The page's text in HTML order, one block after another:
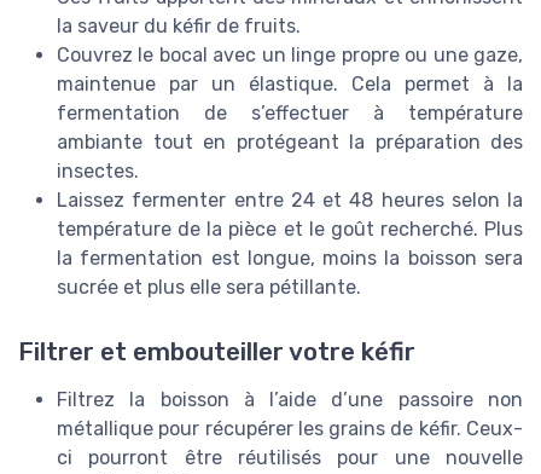
la saveur du kéfir de fruits.
Couvrez le bocal avec un linge propre ou une gaze,
maintenue par un élastique. Cela permet à la
fermentation de s’effectuer à température
ambiante tout en protégeant la préparation des
insectes.
Laissez fermenter entre 24 et 48 heures selon la
température de la pièce et le goût recherché. Plus
la fermentation est longue, moins la boisson sera
sucrée et plus elle sera pétillante.
Filtrer et embouteiller votre kéfir
Filtrez la boisson à l’aide d’une passoire non
métallique pour récupérer les grains de kéfir. Ceux-
ci pourront être réutilisés pour une nouvelle